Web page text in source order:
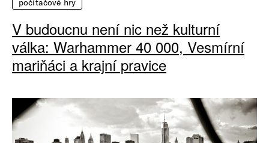
počítačové hry
V budoucnu není nic než kulturní
válka: Warhammer 40 000, Vesmírní
mariňáci a krajní pravice